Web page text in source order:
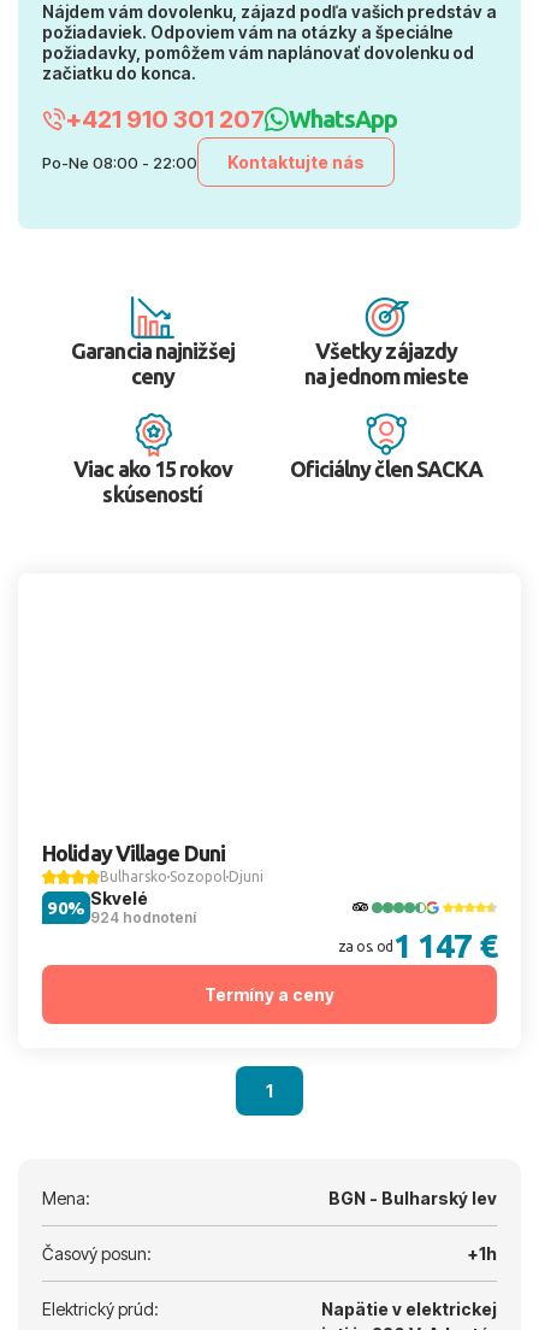
Nájdem vám dovolenku, zájazd podľa vašich predstáv a
požiadaviek. Odpoviem vám na otázky a špeciálne
požiadavky, pomôžem vám naplánovať dovolenku od
začiatku do konca.
+421 910 301 207 WhatsApp
Po-Ne 08:00 - 22:00 Kontaktujte nás
Garancia najnižšej
ceny
Všetky zájazdy
na jednom mieste
Viac ako 15 rokov
skúseností
Oficiálny člen SACKA
Holiday Village Duni
Bulharsko Sozopol Djuni
Skvelé
924 hodnotení
90%
za os. od 1 147 €
Termíny a ceny
1
Mena: BGN - Bulharský lev
Časový posun: +1h
Elektrický prúd:
Napätie v elektrickej